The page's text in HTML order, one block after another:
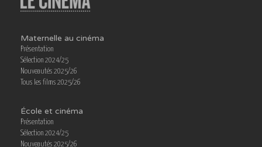
Maternelle au cinéma
Présentation
Sélection 2024/25
Nouveautés 2025/26
Tous les films 2025/26
École et cinéma
Présentation
Sélection 2024/25
Nouveautés 2025/26